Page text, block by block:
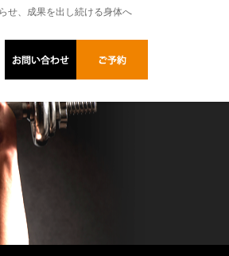
せ、成果を出し続ける身体へ